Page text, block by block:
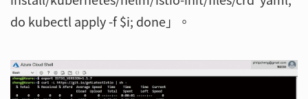
do kubectl apply -f $i; done」。